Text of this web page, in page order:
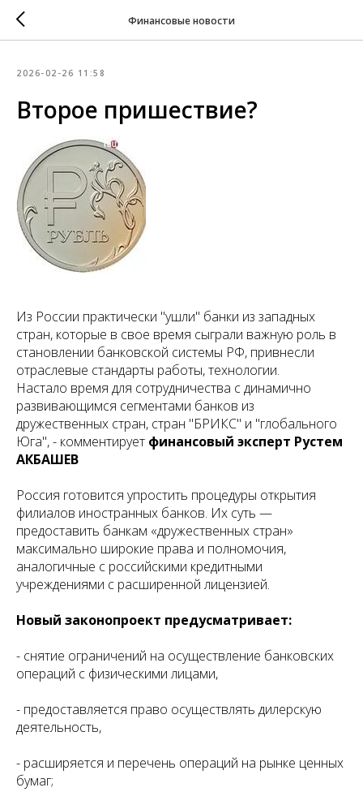
Финансовые новости
2026-02-26 11:58
Второе пришествие?
Из России практически "ушли" банки из западных
стран, которые в свое время сыграли важную роль в
становлении банковской системы РФ, привнесли
отраслевые стандарты работы, технологии.
Настало время для сотрудничества с динамично
развивающимся сегментами банков из
дружественных стран, стран "БРИКС" и "глобального
Юга", - комментирует финансовый эксперт Рустем
АКБАШЕВ
Россия готовится упростить процедуры открытия
филиалов иностранных банков. Их суть —
предоставить банкам «дружественных стран»
максимально широкие права и полномочия,
аналогичные с российскими кредитными
учреждениями с расширенной лицензией.
Новый законопроект предусматривает:
- снятие ограничений на осуществление банковских
операций с физическими лицами,
- предоставляется право осуществлять дилерскую
деятельность,
- расширяется и перечень операций на рынке ценных
бумаг;